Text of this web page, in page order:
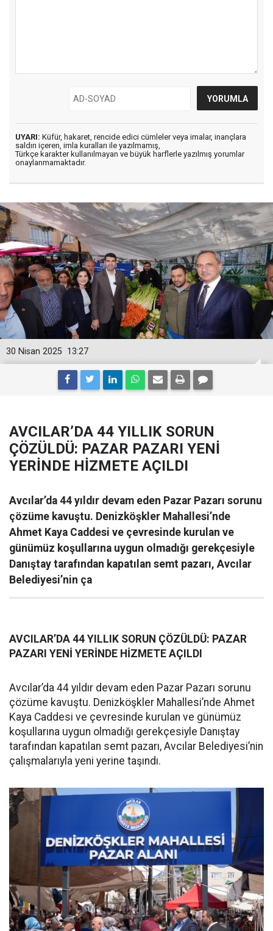
UYARI: Küfür, hakaret, rencide edici cümleler veya imalar, inançlara
saldırı içeren, imla kuralları ile yazılmamış,
Türkçe karakter kullanılmayan ve büyük harflerle yazılmış yorumlar
onaylanmamaktadır.
13:27
30 Nisan 2025
AVCILAR’DA 44 YILLIK SORUN
ÇÖZÜLDÜ: PAZAR PAZARI YENİ
YERİNDE HİZMETE AÇILDI
Avcılar’da 44 yıldır devam eden Pazar Pazarı sorunu
çözüme kavuştu. Denizköşkler Mahallesi’nde
Ahmet Kaya Caddesi ve çevresinde kurulan ve
günümüz koşullarına uygun olmadığı gerekçesiyle
Danıştay tarafından kapatılan semt pazarı, Avcılar
Belediyesi’nin ça
AVCILAR’DA 44 YILLIK SORUN ÇÖZÜLDÜ: PAZAR
PAZARI YENİ YERİNDE HİZMETE AÇILDI
Avcılar’da 44 yıldır devam eden Pazar Pazarı sorunu
çözüme kavuştu. Denizköşkler Mahallesi’nde Ahmet
Kaya Caddesi ve çevresinde kurulan ve günümüz
koşullarına uygun olmadığı gerekçesiyle Danıştay
tarafından kapatılan semt pazarı, Avcılar Belediyesi’nin
çalışmalarıyla yeni yerine taşındı.